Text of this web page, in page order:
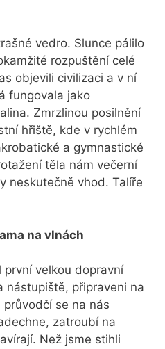
vedro. Slunce pálilo
rozpuštění celé
objevili civilizaci a v ní
fungovala jako
Zmrzlinou posilnění
hřiště, kde v rychlém
a gymnastické
těla nám večerní
neskutečně vhod. Talíře
na vlnách
velkou dopravní
nástupiště, připraveni na
se na nás
zatroubí na
Než jsme stihli